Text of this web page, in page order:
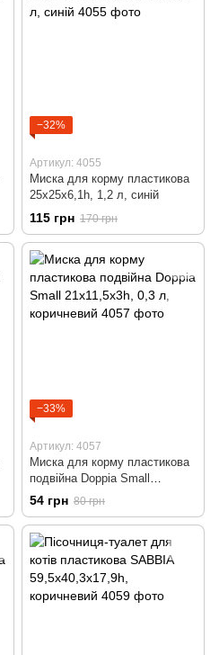
−32%
Артикул: 4055
Миска для корму пластикова
25x25x6,1h, 1,2 л, синій
115 грн 170 грн
−33%
Артикул: 4057
Миска для корму пластикова
подвійна Doppia Small
21x11,5x3h, 0,3 л, коричневий
54 грн 80 грн